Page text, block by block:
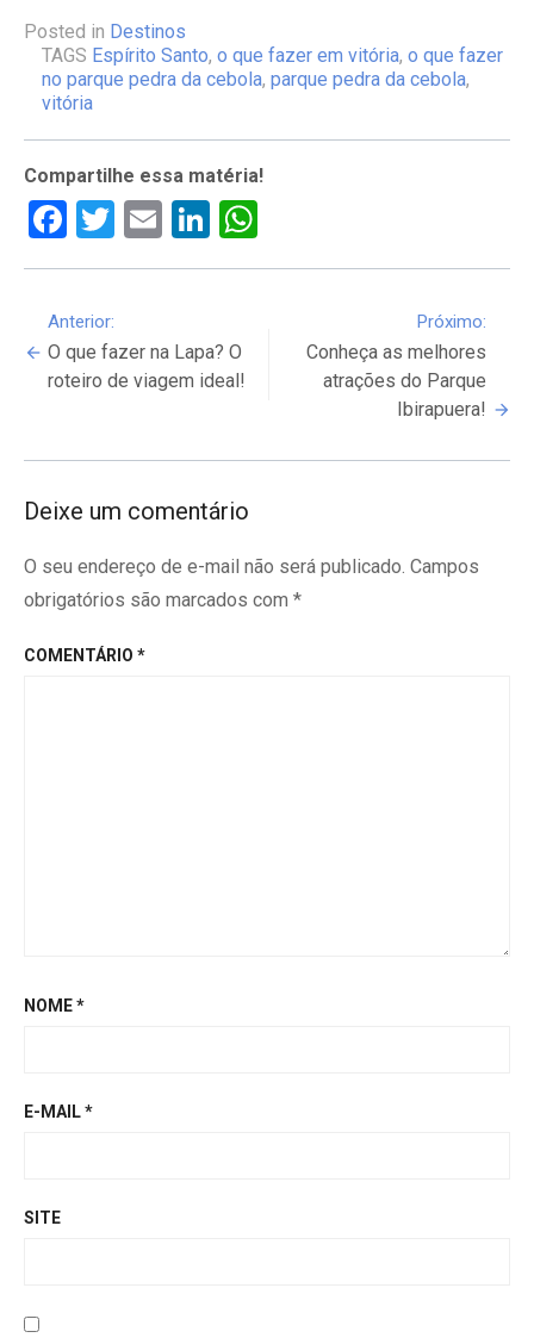
Posted in Destinos
TAGS Espírito Santo, o que fazer em vitória, o que fazer
no parque pedra da cebola, parque pedra da cebola,
vitória
Compartilhe essa matéria!
Facebook
Twitter
EmailLinkedIn
Continue
Reading
Anterior:
O que fazer na Lapa? O
roteiro de viagem ideal!
Próximo:
Conheça as melhores
atrações do Parque
Ibirapuera!
Deixe um comentário
O seu endereço de e-mail não será publicado. Campos
obrigatórios são marcados com *
COMENTÁRIO *
NOME*
E-MAIL*
SITE